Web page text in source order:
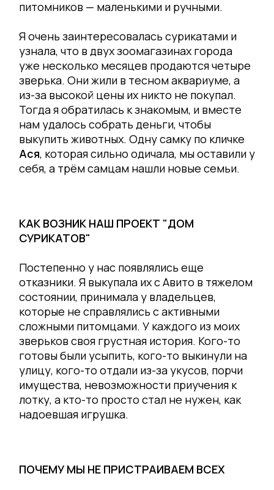
питомников — маленькими и ручными.
Я очень заинтересовалась сурикатами и
узнала, что в двух зоомагазинах города
уже несколько месяцев продаются четыре
зверька. Они жили в тесном аквариуме, а
из-за высокой цены их никто не покупал.
Тогда я обратилась к знакомым, и вместе
нам удалось собрать деньги, чтобы
выкупить животных. Одну самку по кличке
Ася, которая сильно одичала, мы оставили у
себя, а трём самцам нашли новые семьи.
КАК ВОЗНИК НАШ ПРОЕКТ "ДОМ
СУРИКАТОВ"
Постепенно у нас появлялись еще
отказники. Я выкупала их с Авито в тяжелом
состоянии, принимала у владельцев,
которые не справлялись с активными
сложными питомцами. У каждого из моих
зверьков своя грустная история. Кого-то
готовы были усыпить, кого-то выкинули на
улицу, кого-то отдали из-за укусов, порчи
имущества, невозможности приучения к
лотку, а кто-то просто стал не нужен, как
надоевшая игрушка.
ПОЧЕМУ МЫ НЕ ПРИСТРАИВАЕМ ВСЕХ